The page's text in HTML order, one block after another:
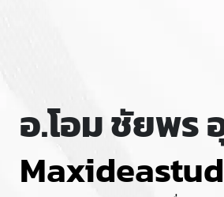
อ.โอม ชัยพร